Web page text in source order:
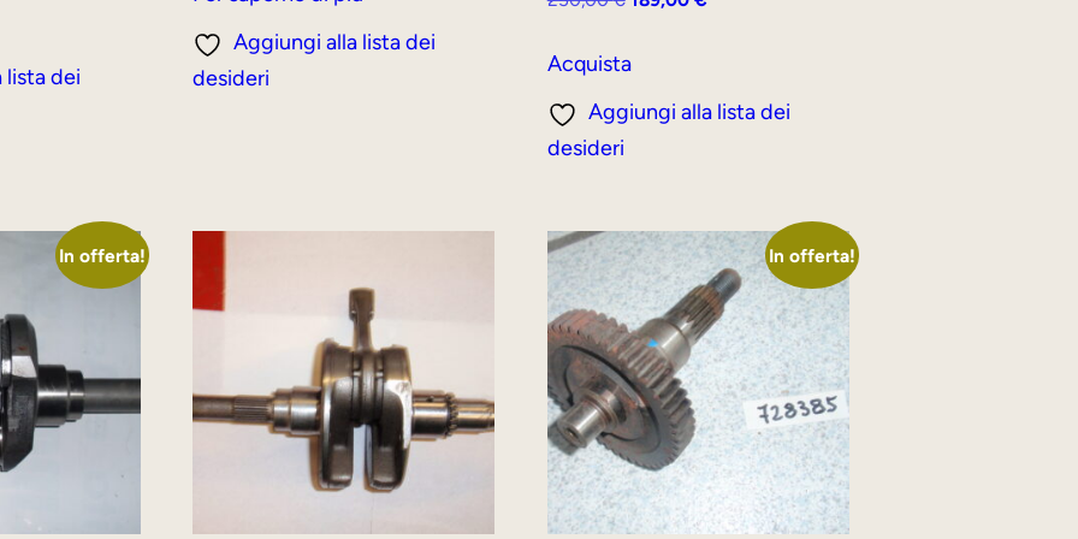
lista dei
250,00 €.189,00 €.
Aggiungi alla lista dei
desideri
originale
250,00 €.189,00 €.
Acquista
Aggiungi alla lista dei
desideri
In offerta! In offerta!